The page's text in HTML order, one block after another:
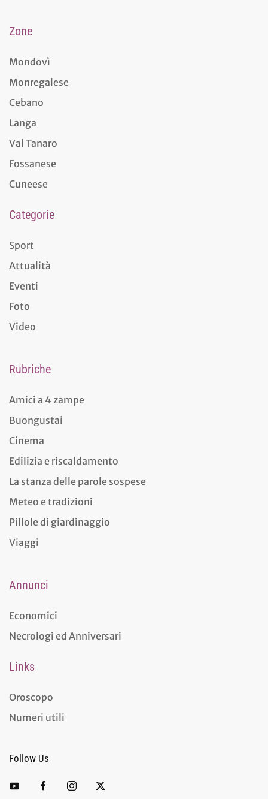
Zone
Mondovì
Monregalese
Cebano
Langa
Val Tanaro
Fossanese
Cuneese
Categorie
Sport
Attualità
Eventi
Foto
Video
Rubriche
Amici a 4 zampe
Buongustai
Cinema
Edilizia e riscaldamento
La stanza delle parole sospese
Meteo e tradizioni
Pillole di giardinaggio
Viaggi
Annunci
Economici
Necrologi ed Anniversari
Links
Oroscopo
Numeri utili
Follow Us